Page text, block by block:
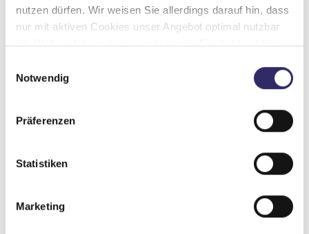
nutzen dürfen. Wir weisen Sie allerdings darauf hin, dass
nur mit aktiven Cookies unser Angebot optimal nutzbar
ist. Weitere Informationen entnehmen Sie den jeweiligen
Notwendig
Präferenzen
Statistiken
Marketing